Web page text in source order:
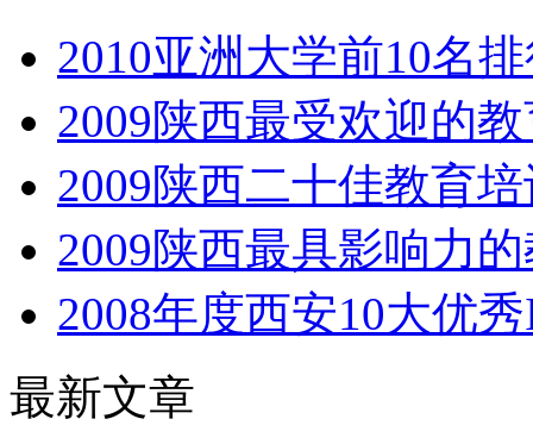
2010亚洲大学前10名
2009陕西最受欢迎的
2009陕西二十佳教育
2009陕西最具影响力
2008年度西安10大优
最新文章